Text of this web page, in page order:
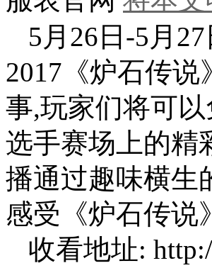
5月26日-5月
2017《炉石传
事,玩家们将可
选手赛场上的精
播通过趣味横生
感受《炉石传说
收看地址: